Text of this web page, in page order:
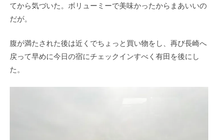
てから気づいた。ボリューミーで美味かったからまあいいの
だが。
腹が満たされた後は近くでちょっと買い物をし、再び長崎へ
戻って早めに今日の宿にチェックインすべく有田を後にし
た。